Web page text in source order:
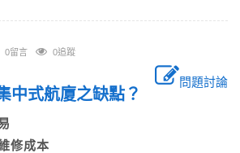
0留言 0追蹤
問題討論
中式航廈之缺點？
修成本